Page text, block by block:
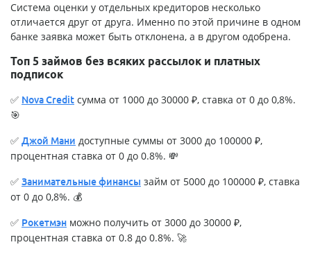
Система оценки у отдельных кредиторов несколько
отличается друг от друга. Именно по этой причине в одном
банке заявка может быть отклонена, а в другом одобрена.
Топ 5 займов без всяких рассылок и платных
подписок
✅ Nova Credit сумма от 1000 до 30000 ₽, ставка от 0 до 0,8%.
🎯
✅ Джой Мани доступные суммы от 3000 до 100000 ₽,
процентная ставка от 0 до 0.8%. 💸
✅ Занимательные финансы займ от 5000 до 100000 ₽, ставка
от 0 до 0,8%. 💰
✅ Рокетмэн можно получить от 3000 до 30000 ₽,
процентная ставка от 0.8 до 0.8%. 🚀